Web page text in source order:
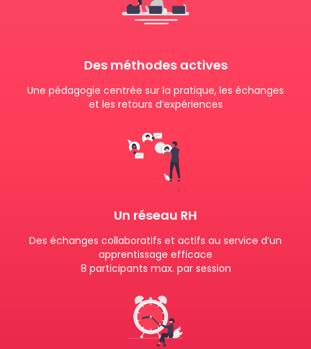
Des méthodes actives
Une pédagogie centrée sur la pratique, les échanges
et les retours d’expériences
Un réseau RH
Des échanges collaboratifs et actifs au service d’un
apprentissage efficace
8 participants max. par session